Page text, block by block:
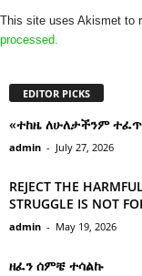
This site uses Akismet to
processed.
EDITOR PICKS
«ተከዜ ለሁለታችንም
admin - July 27, 2026
REJECT THE
STRUGGLE IS NOT
admin - May 19, 2026
ዘፈን ሰምቼ ተሳልኩ